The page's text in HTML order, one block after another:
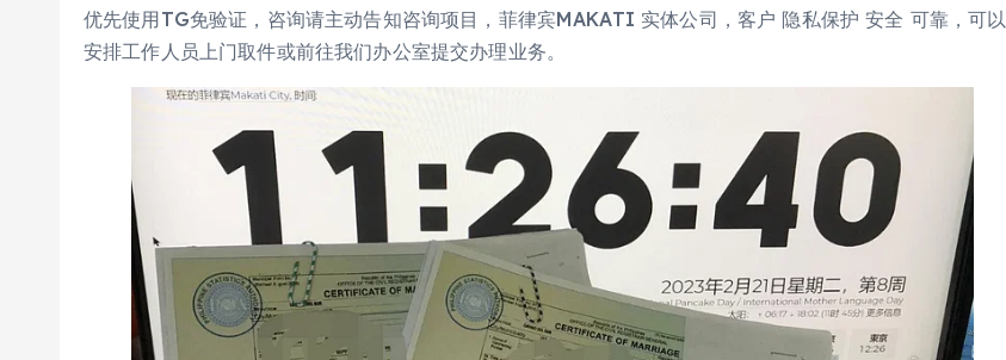
优先使用TG免验证，咨询请主动告知咨询项目，菲律宾MAKATI 实体公司，客户 隐私保护 安全 可靠，可以
安排工作人员上门取件或前往我们办公室提交办理业务。